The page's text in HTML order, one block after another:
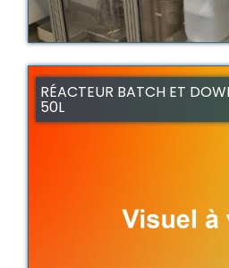
RÉACTEUR BATCH ET
50L